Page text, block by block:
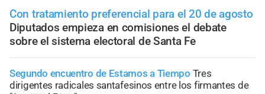
Con tratamiento preferencial para el 20 de agosto
Diputados empieza en comisiones el debate
sobre el sistema electoral de Santa Fe
Segundo encuentro de Estamos a Tiempo Tres
dirigentes radicales santafesinos entre los firmantes de